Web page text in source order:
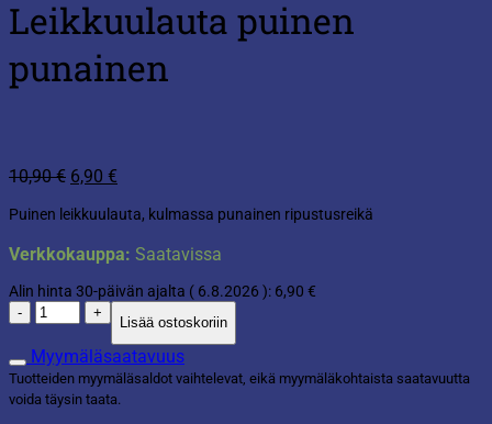
Leikkuulauta puinen
punainen
10,90€ Alkuperäinen
oli:
6,90 €
on:
Puinen leikkuulauta, kulmassa punainen ripustusreikä
Verkkokauppa: Saatavissa
Alin hinta 30-päivän ajalta ( 6.8.2026 ): 6,90 €
Leikkuulauta
puinen
punainen
määrä
Lisää ostoskoriin
Myymäläsaatavuus
Tuotteiden myymäläsaldot vaihtelevat, eikä myymäläkohtaista saatavuutta
voida täysin taata.